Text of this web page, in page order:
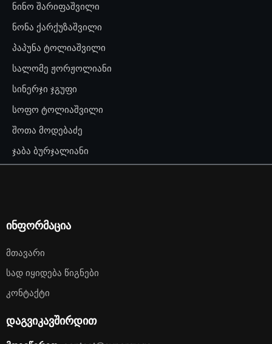
ნინო შარიფაშვილი
ნონა ქარქუზაშვილი
პაპუნა ტოლიაშვილი
სალომე ჟორჟოლიანი
სინერჯი ჯგუფი
სოფო ტოლიაშვილი
შოთა მოდებაძე
ჯაბა ბურჯალიანი
ინფორმაცია
Მთავარი
Სად Იყიდება Წიგნები
Კონტაქტი
დაგვიკავშირდით